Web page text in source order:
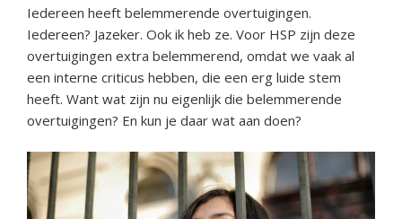
Iedereen heeft belemmerende overtuigingen.
Iedereen? Jazeker. Ook ik heb ze. Voor HSP zijn deze
overtuigingen extra belemmerend, omdat we vaak al
een interne criticus hebben, die een erg luide stem
heeft. Want wat zijn nu eigenlijk die belemmerende
overtuigingen? En kun je daar wat aan doen?